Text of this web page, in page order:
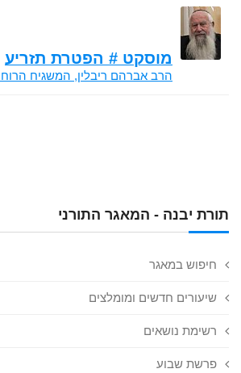
תורת יבנה - המאגר התורני
חיפוש במאגר
שיעורים חדשים ומומלצים
רשימת נושאים
פרשת שבוע
מוסקט # הפטרת תזריע
הרב אברהם ריבלין, המשגיח